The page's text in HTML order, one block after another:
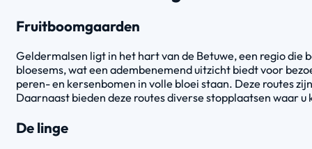
Fruitboomgaarden
Geldermalsen ligt in het hart van de Betuwe, een regio
bloesems, wat een adembenemend uitzicht biedt voor
peren- en kersenbomen in volle bloei staan. Deze routes
Daarnaast bieden deze routes diverse stopplaatsen waar
De linge